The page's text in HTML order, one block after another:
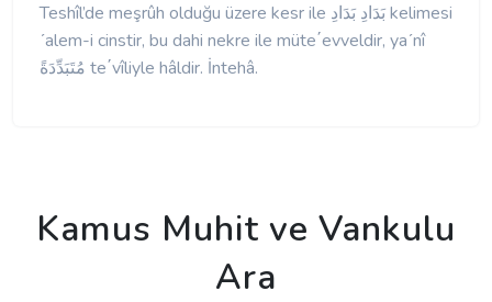
Teshîl’de meşrûh olduğu üzere kesr ile بَدَادِ بَدَادِ kelimesi
ʹalem-i cinstir, bu dahi nekre ile müte΄evveldir, yaʹnî
مُتَبَدِّدَةً te΄vîliyle hâldir. İntehâ.
Kamus Muhit ve Vankulu
Ara